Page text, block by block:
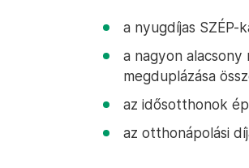
a nyugdíjas
a nagyon alacsony
megduplázása
az idősotthonok
az otthonápolási